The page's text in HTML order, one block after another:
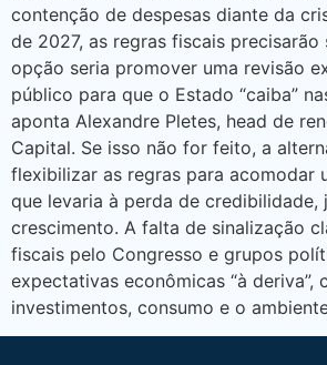
contenção de despesas diante da
de 2027, as regras fiscais precisarão
opção seria promover uma revisão
público para que o Estado “caiba”
aponta Alexandre Pletes, head de
Capital. Se isso não for feito, a
flexibilizar as regras para acomodar
que levaria à perda de credibilidade,
crescimento. A falta de sinalização
fiscais pelo Congresso e grupos
expectativas econômicas “à deriva”,
investimentos, consumo e o